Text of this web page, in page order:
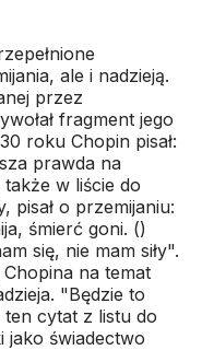
ale i nadzieją.
przez
fragment jego
roku Chopin pisał:
prawda na
w liście do
pisał o przemijaniu:
śmierć goni. ()
się, nie mam siły".
na temat
"Będzie to
cytat z listu do
jako świadectwo